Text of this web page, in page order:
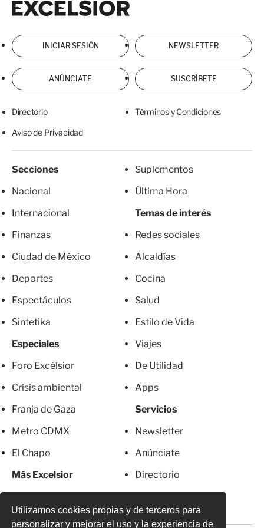
Utilizamos cookies propias y de terceros para
personalizar y mejorar el uso y la experiencia de
INICIAR SESIÓN NEWSLETTER
ANÚNCIATE SUSCRÍBETE
Directorio Términos y Condiciones
Aviso de Privacidad
Secciones
Nacional
Internacional
Finanzas
Ciudad de México
Deportes
Espectáculos
Sintetika
Especiales
Foro Excélsior
Crisis ambiental
Franja de Gaza
Metro CDMX
El Chapo
Más Excelsior
Suplementos
Última Hora
Temas de interés
Redes sociales
Alcaldías
Cocina
Salud
Estilo de Vida
Viajes
De Utilidad
Apps
Servicios
Newsletter
Anúnciate
Directorio